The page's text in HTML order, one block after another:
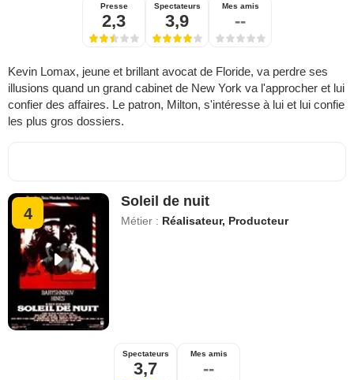
Presse
2,3
Spectateurs
3,9
Mes amis
--
Kevin Lomax, jeune et brillant avocat de Floride, va perdre ses
illusions quand un grand cabinet de New York va l'approcher et lui
confier des affaires. Le patron, Milton, s'intéresse à lui et lui confie
les plus gros dossiers.
4
Soleil de nuit
Métier : Réalisateur, Producteur
Spectateurs
3,7
Mes amis
--